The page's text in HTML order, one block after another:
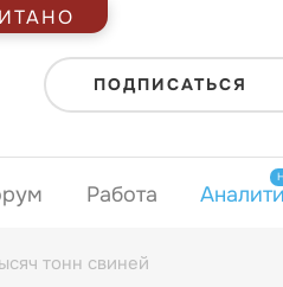
ПОДПИСАТЬСЯ
Работа
тонн свиней